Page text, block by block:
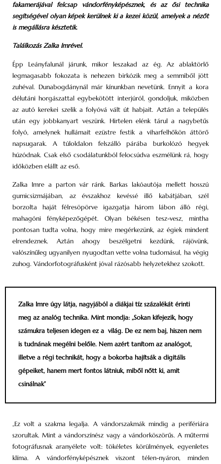
fakamerájával felcsap vándorfényképésznek, és az ősi technika
segítségével olyan képek kerülnek ki a kezei közül, amelyek a nézőt
is megállásra késztetik.
Találkozás Zalka Imrével.
Épp Leányfalunál járunk, mikor leszakad az ég. Az ablaktörlő
legmagasabb fokozata is nehezen birkózik meg a semmiből jött
zuhéval. Dunabogdánynál már kínunkban nevetünk. Ennyit a kora
délutáni horgászattal egybekötött interjúról, gondoljuk, miközben
az autó kerekei szelik a folyóvá vált út habjait. Aztán a település
után egy jobbkanyart veszünk. Hirtelen elénk tárul a nagybetűs
folyó, amelynek hullámait ezüstre festik a viharfelhőkön áttörő
napsugarak. A túloldalon felszálló párába burkolózó hegyek
húzódnak. Csak első csodálatunkból felocsúdva eszmélünk rá, hogy
időközben elállt az eső.
Zalka Imre a parton vár ránk. Barkas lakóautója mellett hosszú
gumicsizmájában, az évszakhoz kevéssé illő kabátjában, szél
borzolta haját félre­söpörve igazgatja három lábon álló régi,
mahagóni fényképezőgépét. Olyan békésen tesz-vesz, mintha
pontosan tudta volna, hogy mire megérkezünk, az égiek mindent
elrendeznek. Aztán ahogy beszélgetni kezdünk, rájövünk,
valószínűleg ugyanilyen nyugodtan vette volna tudomásul, ha végig
zuhog. Vándorfotográfusként jóval rázósabb helyzetekhez szokott.
Zalka Imre úgy látja, nagyjából a diákjai tíz százalékát érinti
meg az analóg technika. Mint mondja: „Sokan kifejezik, hogy
számukra teljesen idegen ez a világ. De ez nem baj, hiszen nem
is tudnának megélni belőle. Nem azért tanítom az analógot,
illetve a régi technikát, hogy a bokorba hajítsák a digitális
gépeiket, hanem mert fontos látniuk, miből nőtt ki, amit
csinálnak”
„Ez volt a szakma legalja. A vándorszakmák mindig a perifériára
szorultak. Mint a vándor­színész vagy a vándorköszörűs. A műtermi
fotográfusnak aranyélete volt: tökéletes körülmények, egyenletes
klíma. A vándorfényképésznek viszont télen-nyáron, minden